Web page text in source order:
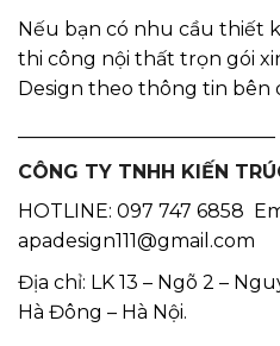
Nếu bạn có nhu cầu thiết
thi công nội thất trọn gói
Design theo thông tin bên
CÔNG TY TNHH KIẾN
HOTLINE: 097 747 6858
apadesign111@gmail.com
Địa chỉ: LK 13 – Ngõ 2 –
Hà Đông – Hà Nội.